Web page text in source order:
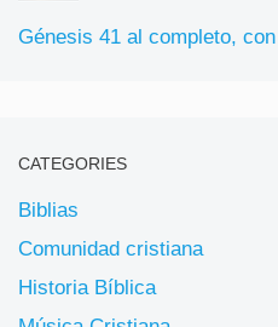
Génesis 41 al completo,
CATEGORIES
Biblias
Comunidad cristiana
Historia Bíblica